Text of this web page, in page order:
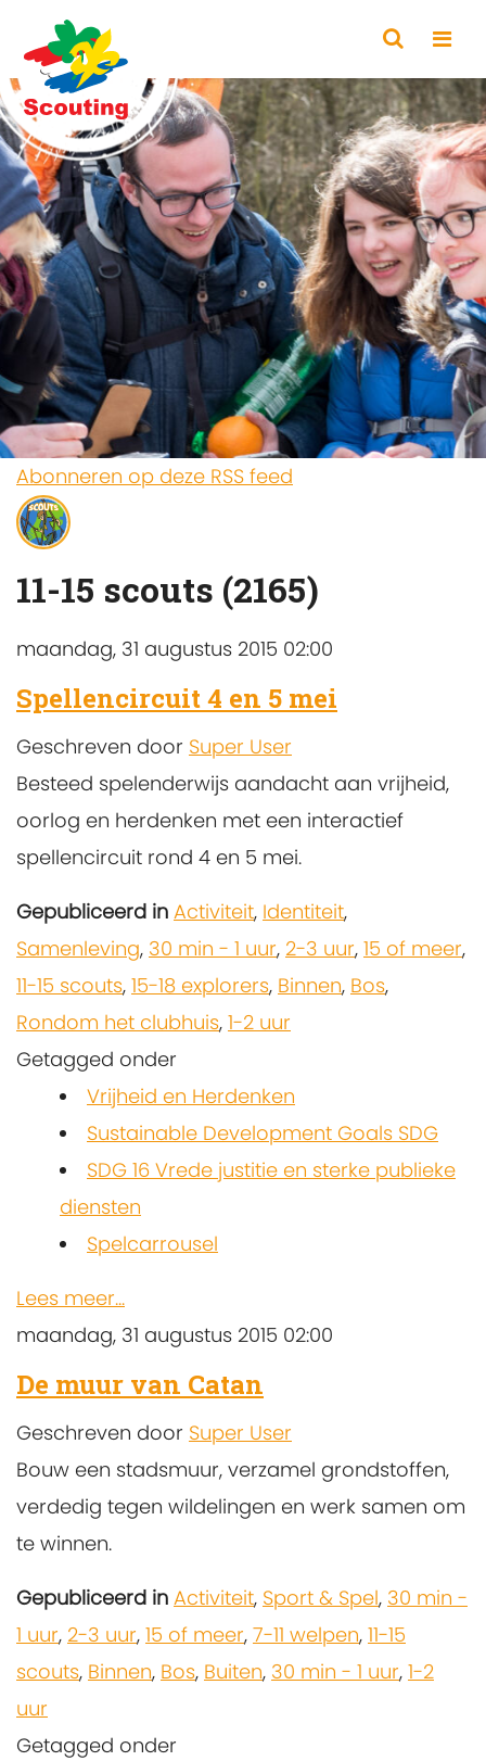
Abonneren op deze RSS feed
11-15 scouts (2165)
maandag, 31 augustus 2015 02:00
Spellencircuit 4 en 5 mei
Geschreven door Super User
Besteed spelenderwijs aandacht aan vrijheid,
oorlog en herdenken met een interactief
spellencircuit rond 4 en 5 mei.
Gepubliceerd in Activiteit, Identiteit,
Samenleving, 30 min - 1 uur, 2-3 uur, 15 of meer,
11-15 scouts, 15-18 explorers, Binnen, Bos,
Rondom het clubhuis, 1-2 uur
Getagged onder
Vrijheid en Herdenken
Sustainable Development Goals SDG
SDG 16 Vrede justitie en sterke publieke
diensten
Spelcarrousel
Lees meer...
maandag, 31 augustus 2015 02:00
De muur van Catan
Geschreven door Super User
Bouw een stadsmuur, verzamel grondstoffen,
verdedig tegen wildelingen en werk samen om
te winnen.
Gepubliceerd in Activiteit, Sport & Spel, 30 min -
1 uur, 2-3 uur, 15 of meer, 7-11 welpen, 11-15
scouts, Binnen, Bos, Buiten, 30 min - 1 uur, 1-2
uur
Getagged onder